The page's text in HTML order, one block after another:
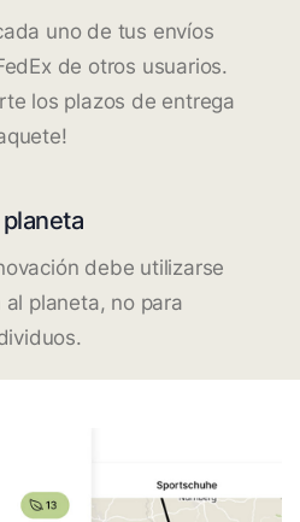
uno de tus envíos
de otros usuarios.
los plazos de entrega
debe utilizarse
planeta, no para